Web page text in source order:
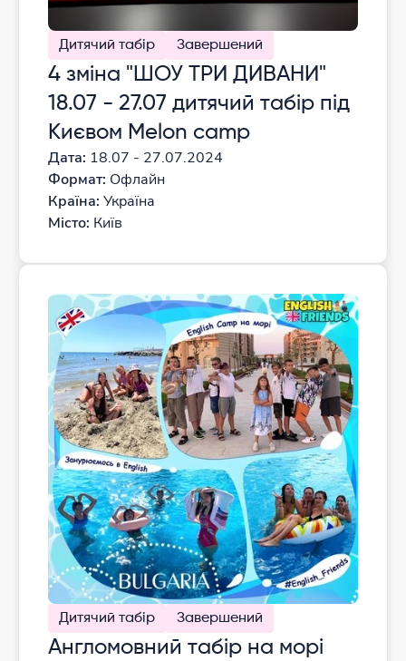
Дитячий табір Завершений
4 зміна "ШОУ ТРИ ДИВАНИ"
18.07 - 27.07 дитячий табір під
Києвом Melon camp
Дата: 18.07 - 27.07.2024
Формат: Офлайн
Країна: Україна
Місто: Київ
Дитячий табір Завершений
Англомовний табір на морі